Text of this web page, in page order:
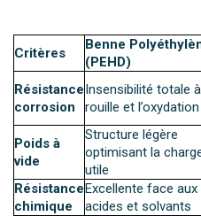
Critères
Benne
(PEHD)
Résistance
corrosion
Insensibilité totale
rouille et l’oxydation
Poids à
vide
Structure légère
optimisant la
utile
Résistance
chimique
Excellente face aux
acides et solvants